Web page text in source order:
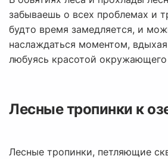
забываешь о всех проблемах и
будто время замедляется, и
наслаждаться моментом,
любуясь красотой
Лесные тропинки к
Лесные тропинки, петляющие